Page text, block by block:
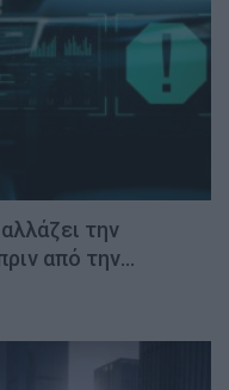
την
από την…